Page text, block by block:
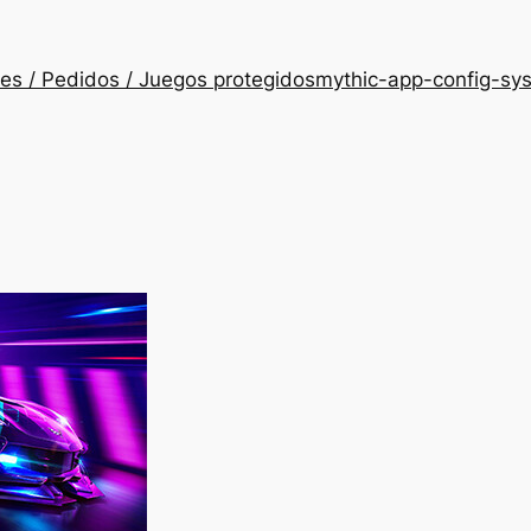
/ Pedidos / Juegos protegidosmythic-app-config-